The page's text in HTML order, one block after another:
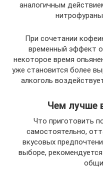
аналогичным
При сочетании
временный эффект
некоторое время
уже становится более
алкоголь
Чем лучше
Что приготовить
самостоятельно,
вкусовых
выборе,